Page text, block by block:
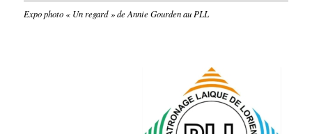
Expo photo « Un regard » de Annie Gourden au PLL